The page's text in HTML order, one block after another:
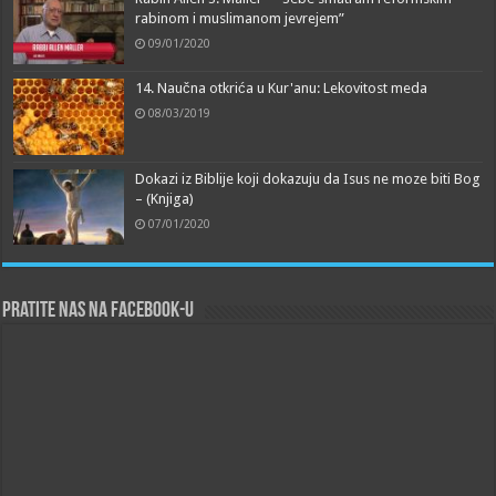
rabinom i muslimanom jevrejem”
09/01/2020
14. Naučna otkrića u Kur'anu: Lekovitost meda
08/03/2019
Dokazi iz Biblije koji dokazuju da Isus ne moze biti Bog
– (Knjiga)
07/01/2020
Pratite nas na Facebook-u